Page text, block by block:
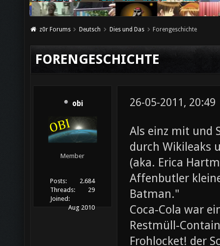
z0r Forums Deutsch Dies und Das Forengeschichte
FORENGESCHICHTE
obi
Member
Posts:
2.684
Threads:
29
Joined:
Aug 2010
26-05-2011, 20:49
Als einz mit und
durch Wikileaks
(aka. Erica
Affenbutler
Batman."
Coca-Cola war
Restmüll-
Frohlocket! der